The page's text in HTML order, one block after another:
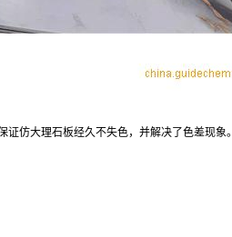
仿大理石板经久不失色，并解决了色差现象。